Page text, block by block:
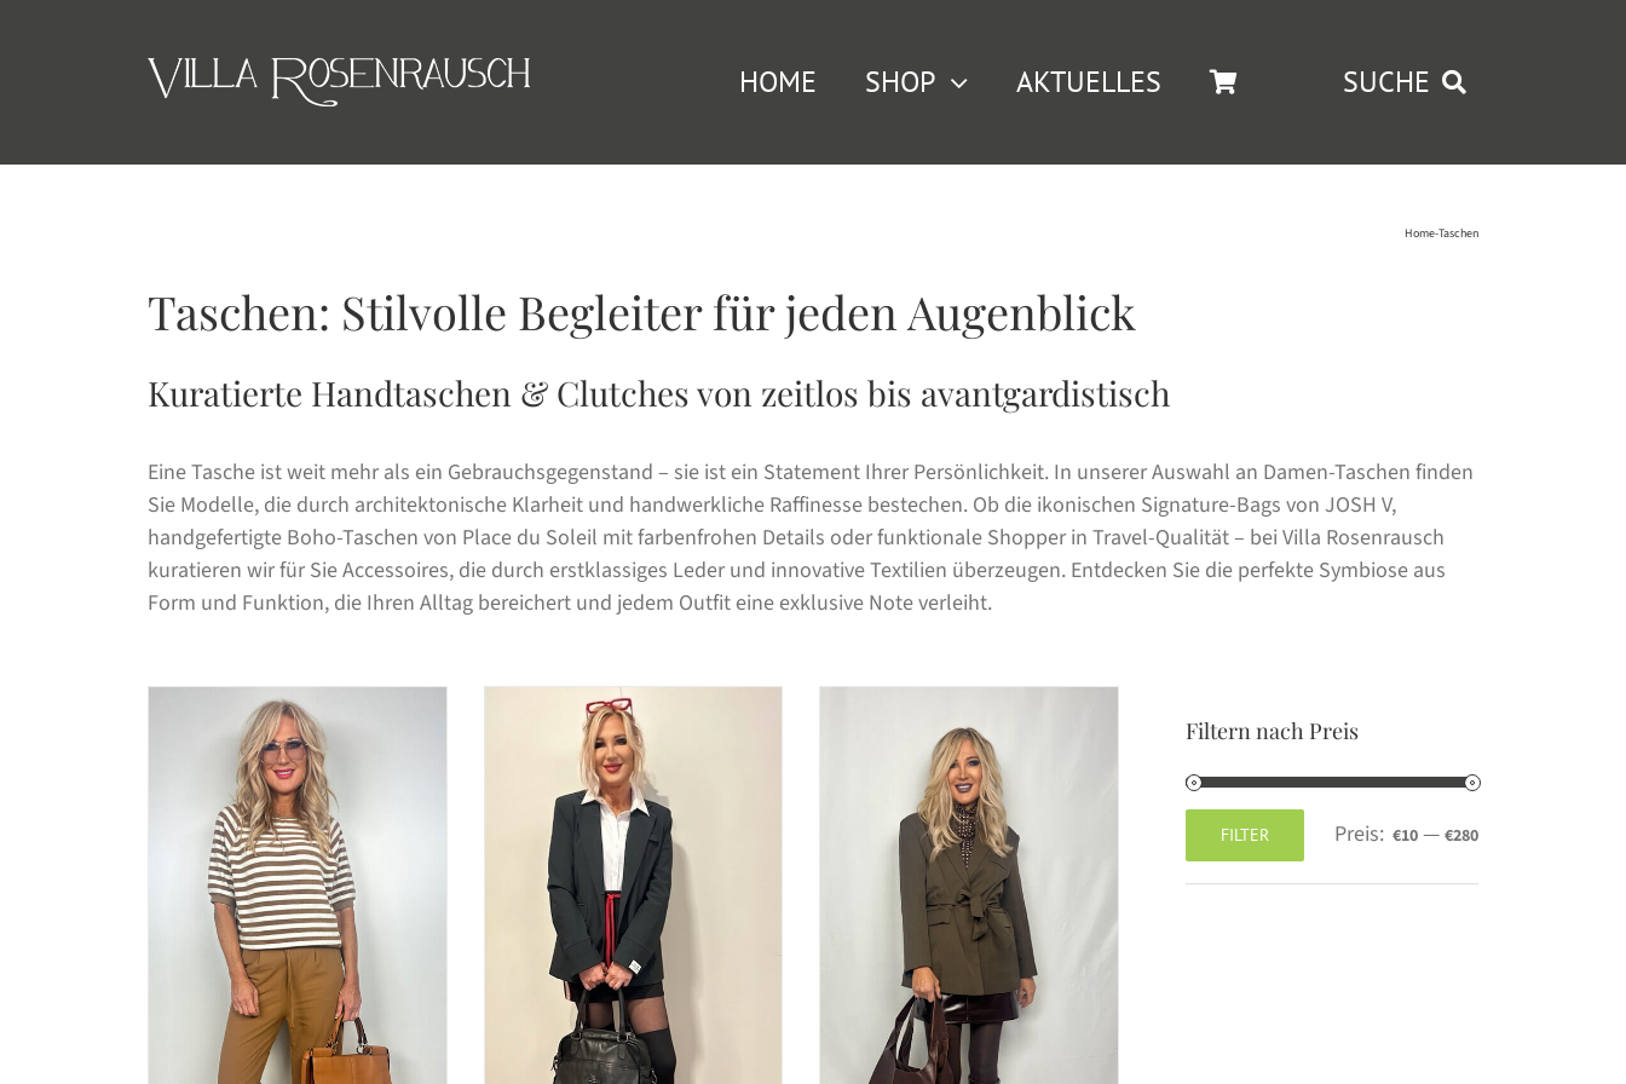
HOME SHOP AKTUELLES SUCHE
Home-Taschen
Taschen: Stilvolle Begleiter für jeden Augenblick
Kuratierte Handtaschen & Clutches von zeitlos bis avantgardistisch
Eine Tasche ist weit mehr als ein Gebrauchsgegenstand – sie ist ein Statement Ihrer Persönlichkeit. In unserer Auswahl an Damen-Taschen finden
Sie Modelle, die durch architektonische Klarheit und handwerkliche Raffinesse bestechen. Ob die ikonischen Signature-Bags von JOSH V,
handgefertigte Boho-Taschen von Place du Soleil mit farbenfrohen Details oder funktionale Shopper in Travel-Qualität – bei Villa Rosenrausch
kuratieren wir für Sie Accessoires, die durch erstklassiges Leder und innovative Textilien überzeugen. Entdecken Sie die perfekte Symbiose aus
Form und Funktion, die Ihren Alltag bereichert und jedem Outfit eine exklusive Note verleiht.
Filtern nach Preis
Preis
Max.
Preis
FILTER Preis: €10 —€280